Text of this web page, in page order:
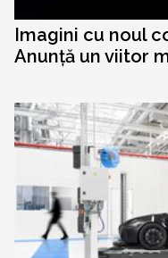
Imagini cu noul
Anunță un viitor